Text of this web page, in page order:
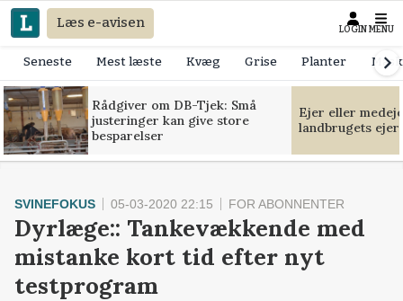
Læs e-avisen LOGIN MENU
Seneste Mest læste Kvæg Grise Planter
Rådgiver om DB-Tjek: Små
justeringer kan give store
besparelser
Ejer eller
landbrugets
SVINEFOKUS 05-03-2020 22:15 FOR ABONNENTER
Dyrlæge:: Tankevækkende med
mistanke kort tid efter nyt
testprogram